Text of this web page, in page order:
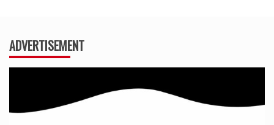
ADVERTISEMENT